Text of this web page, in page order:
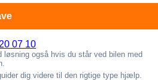
07 10
løsning også hvis du står ved bilen med
dig videre til den rigtige type hjælp.